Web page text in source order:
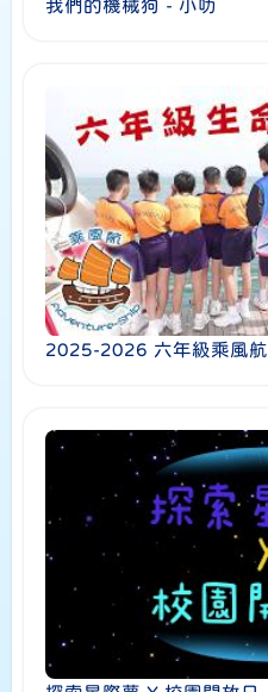
我們的機械狗 - 小叻
2025-2026 六年級乘風航